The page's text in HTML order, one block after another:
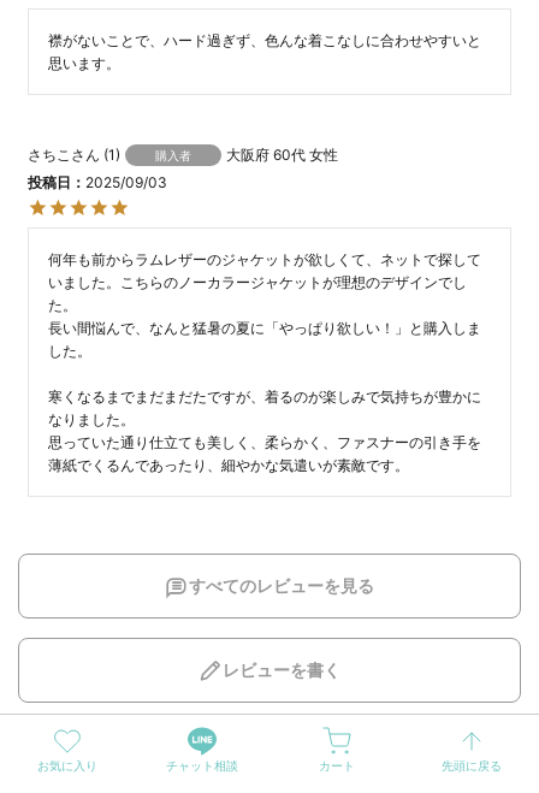
襟がないことで、ハード過ぎず、色んな着こなしに合わせやすいと
思います。
さちこ 1 購入者 大阪府 60代 女性
投稿日
2025/09/03
何年も前からラムレザーのジャケットが欲しくて、ネットで探して
いました。こちらのノーカラージャケットが理想のデザインでし
た。
長い間悩んで、なんと猛暑の夏に「やっぱり欲しい！」と購入しま
した。
寒くなるまでまだまだたですが、着るのが楽しみで気持ちが豊かに
なりました。
思っていた通り仕立ても美しく、柔らかく、ファスナーの引き手を
薄紙でくるんであったり、細やかな気遣いが素敵です。
すべてのレビューを見る
レビューを書く
サイズはこちら
お気に入り チャット相談 カート 先頭に戻る